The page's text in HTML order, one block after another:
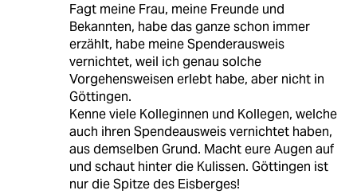
Fagt meine Frau, meine Freunde und
Bekannten, habe das ganze schon immer
erzählt, habe meine Spenderausweis
vernichtet, weil ich genau solche
Vorgehensweisen erlebt habe, aber nicht in
Göttingen.
Kenne viele Kolleginnen und Kollegen, welche
auch ihren Spendeausweis vernichtet haben,
aus demselben Grund. Macht eure Augen auf
und schaut hinter die Kulissen. Göttingen ist
nur die Spitze des Eisberges!